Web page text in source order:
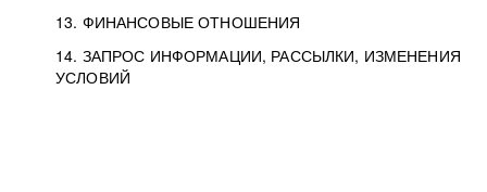
13. ФИНАНСОВЫЕ ОТНОШЕНИЯ
14. ЗАПРОС ИНФОРМАЦИИ, РАССЫЛКИ, ИЗМЕНЕНИЯ
УСЛОВИЙ